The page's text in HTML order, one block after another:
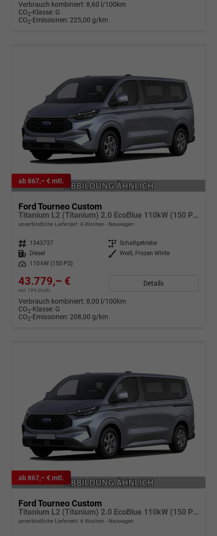
Verbrauch kombiniert: 8,60 l/100km
CO2-Klasse: G
CO2-Emissionen: 225,00 g/km
ab 867,– € mtl.
Ford Tourneo Custom
Titanium L2 (Titanium) 2.0 EcoBlue 110kW (150 PS) 6-Gang-Schaltgetriebe
unverbindliche Lieferzeit: 6 Wochen Neuwagen
Fahrzeugnr. 1343737 Getriebe Schaltgetriebe
Kraftstoff
Diesel Außenfarbe Weiß, Frozen White
Leistung
110 kW (150 PS)
43.779,– €
incl. 19% MwSt.
Details
Verbrauch kombiniert: 8,00 l/100km
CO2-Klasse: G
CO2-Emissionen: 208,00 g/km
ab 867,– € mtl.
Ford Tourneo Custom
Titanium L2 (Titanium) 2.0 EcoBlue 110kW (150 PS) 6-Gang-Schaltgetriebe
unverbindliche Lieferzeit: 6 Wochen Neuwagen